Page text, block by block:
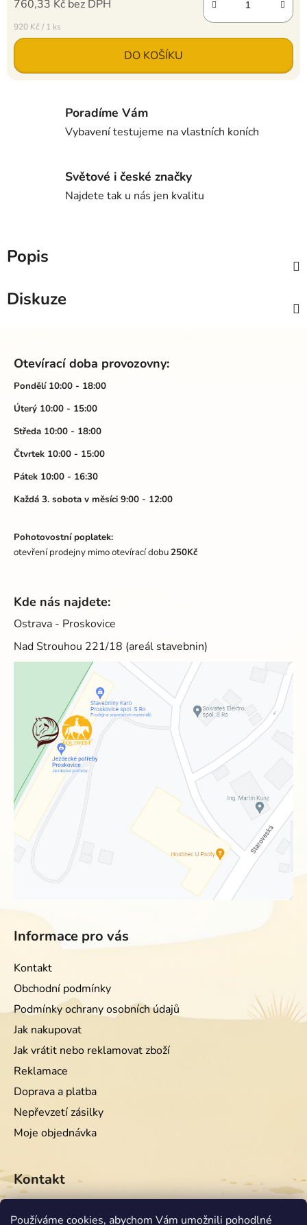
Používáme cookies, abychom Vám umožnili pohodlné
760,33 Kč bez DPH
Měrná cena:
920 Kč / 1 ks
DO KOŠÍKU
Poradíme Vám
Vybavení testujeme na vlastních koních
Světové i české značky
Najdete tak u nás jen kvalitu
Popis
Diskuze
Otevírací doba provozovny:
Pondělí 10:00 - 18:00
Úterý 10:00 - 15:00
Středa 10:00 - 18:00
Čtvrtek 10:00 - 15:00
Pátek 10:00 - 16:30
Každá 3. sobota v měsíci 9:00 - 12:00
Pohotovostní poplatek:
otevření prodejny mimo otevírací dobu250Kč
Kde nás najdete:
Ostrava - Proskovice
Nad Strouhou 221/18 (areál stavebnin)
Informace pro vás
Kontakt
Obchodní podmínky
Podmínky ochrany osobních údajů
Jak nakupovat
Jak vrátit nebo reklamovat zboží
Reklamace
Doprava a platba
Nepřevzetí zásilky
Moje objednávka
Kontakt
info @equiwest.cz